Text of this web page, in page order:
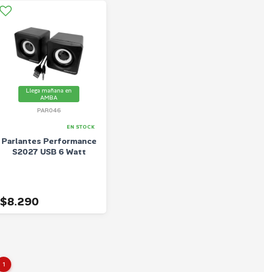
Llega mañana en
AMBA
PAR046
EN STOCK
Parlantes Performance
S2027 USB 6 Watt
$8.290
1